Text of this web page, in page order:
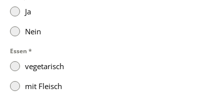
Ja
Nein
Essen *
vegetarisch
mit Fleisch